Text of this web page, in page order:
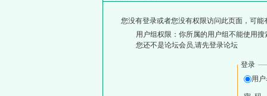
您没有登录或者您没有权限访问此页面，可能
用户组权限：你所属的用户组不能使用搜
您还不是论坛会员,请先登录论坛
登录
用